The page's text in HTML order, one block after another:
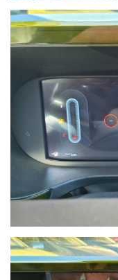
NON HAI
Compila il